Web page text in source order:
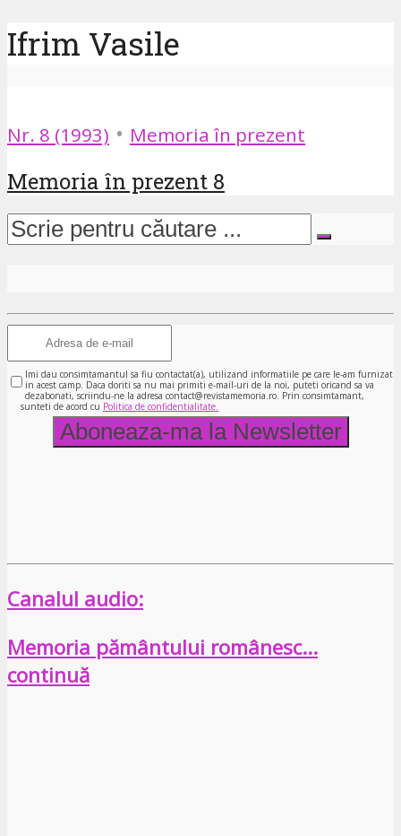
Ifrim Vasile
Nr. 8 (1993) • Memoria în prezent
Memoria în prezent 8
Imi dau consimtamantul sa fiu contactat(a), utilizand informatiile pe care le-am furnizat
in acest camp. Daca doriti sa nu mai primiti e-mail-uri de la noi, puteti oricand sa va
dezabonati, scriindu-ne la adresa contact@revistamemoria.ro. Prin consimtamant,
sunteti de acord cu Politica de confidentialitate.
Canalul audio:
Memoria pământului românesc…
continuă